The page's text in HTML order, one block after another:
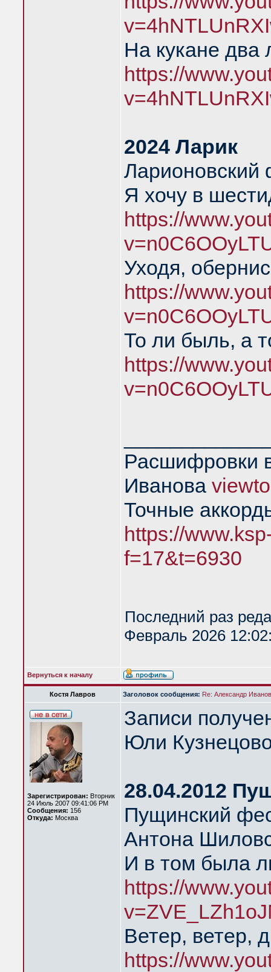
На кукане два
https://
2024 Ларик
Ларионовский
Я хочу в
https://
Уходя,
https://
То ли быль, а
https://
Расшифровки
Иванова
Точные
https://
f=17&t=6930
Последний раз
Февраль 2026
Вернуться к началу
Костя Лавров Заголовок сообщения: Re: Александр
Зарегистрирован: Вторник
24 Июль 2007 09:41:06 PM
Сообщения: 156
Откуда: Москва
Записи
Юли
28.04.2012
Пущинский
Антона
И в том была
https://
Ветер, ветер,
https://